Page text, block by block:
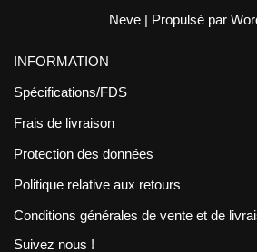
Neve | Propulsé par
INFORMATION
Spécifications/FDS
Frais de livraison
Protection des données
Politique relative aux retours
Conditions générales de vente et de
Suivez nous !